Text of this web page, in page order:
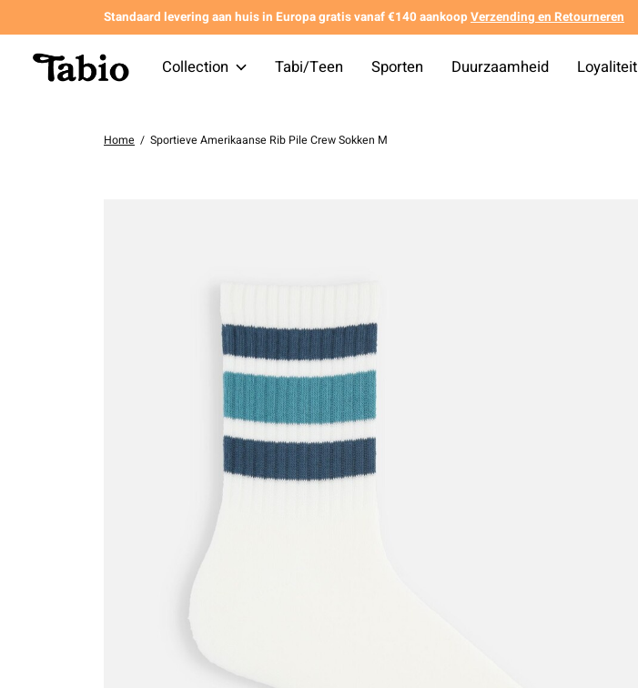
Standaard levering aan huis in Europa gratis vanaf €140 aankoop Verzending en Retourneren
Collection Tabi/Teen Sporten Duurzaamheid Loyaliteit
Home / Sportieve Amerikaanse Rib Pile Crew Sokken M